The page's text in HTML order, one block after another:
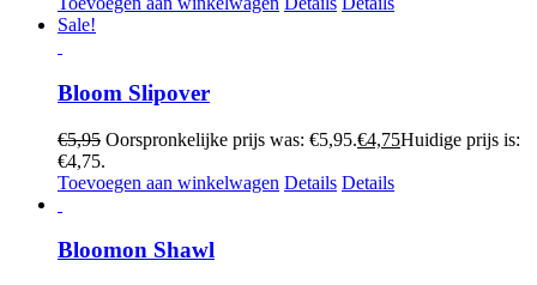
Sale!
Bloom Slipover
€5,95 Oorspronkelijke prijs was: €5,95.€4,75Huidige prijs is:
€4,75.
Toevoegen aan winkelwagen Details Details
Bloomon Shawl